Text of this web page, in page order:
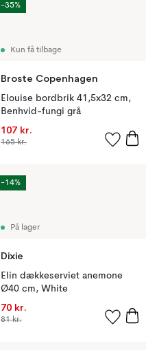
Kun få tilbage
Broste Copenhagen
Elouise bordbrik 41,5x32 cm,
Benhvid-fungi grå
107 kr.
165 kr.
-35%
På lager
Dixie
Elin dækkeserviet anemone
Ø40 cm, White
70 kr.
81 kr.
-14%